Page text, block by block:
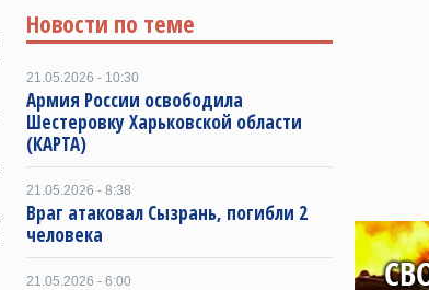
Новости по теме
21.05.2026 - 10:30
Армия России освободила
Шестеровку Харьковской области
(КАРТА)
21.05.2026 - 8:38
Враг атаковал Сызрань, погибли 2
человека
21.05.2026 - 6:00